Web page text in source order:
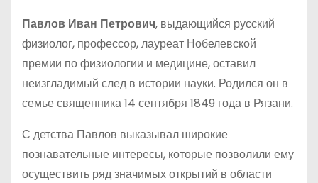
Павлов Иван Петрович, выдающийся русский
физиолог, профессор, лауреат Нобелевской
премии по физиологии и медицине, оставил
неизгладимый след в истории науки. Родился он в
семье священника 14 сентября 1849 года в Рязани.
С детства Павлов выказывал широкие
познавательные интересы, которые позволили ему
осуществить ряд значимых открытий в области